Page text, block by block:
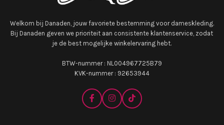
Welkom bij Danaden, jouw favoriete bestemming voor dameskleding.
Bij Danaden geven we prioriteit aan consistente klantenservice, zodat
je de best mogelijke winkelervaring hebt.
BTW-nummer : NL004967725B79
KVK-nummer : 92653944